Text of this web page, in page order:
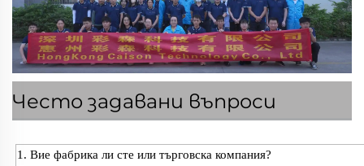
Често задавани въпроси
1. Вие фабрика ли сте или търговска компания?